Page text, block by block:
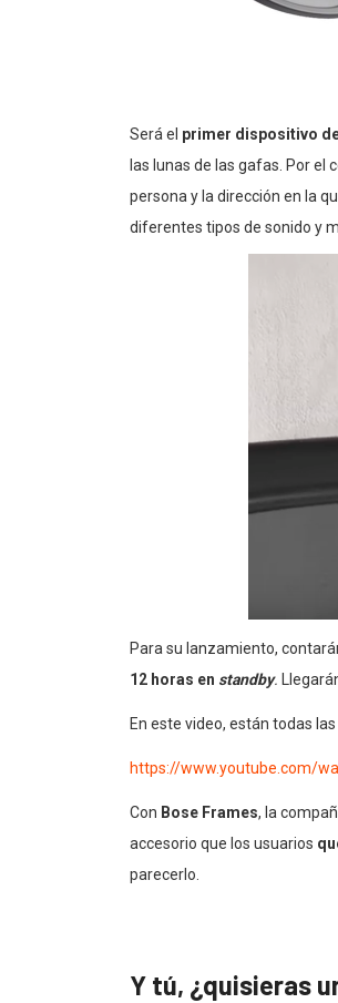
Será el primer dispositivo
las lunas de las gafas. Por el
persona y la dirección en la
diferentes tipos de sonido y
Para su lanzamiento,
12 horas en standby.
En este video, están todas las
https://www.youtube.com/
Con Bose Frames, la
accesorio que los usuarios
parecerlo.
Y tú, ¿quisieras